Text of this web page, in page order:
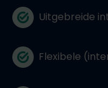
Uitgebreide
Flexibele